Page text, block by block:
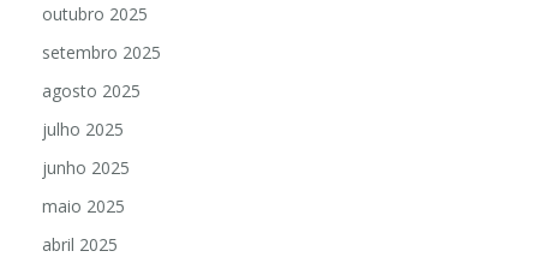
outubro 2025
setembro 2025
agosto 2025
julho 2025
junho 2025
maio 2025
abril 2025